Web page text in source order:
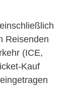
Reisenden
(ICE,
Kauf